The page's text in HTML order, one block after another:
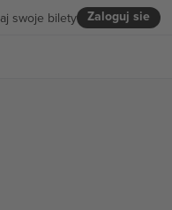
Zaloguj sie
swoje bilety